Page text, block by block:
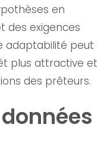
en
des exigences
adaptabilité peut
plus attractive et
des prêteurs.